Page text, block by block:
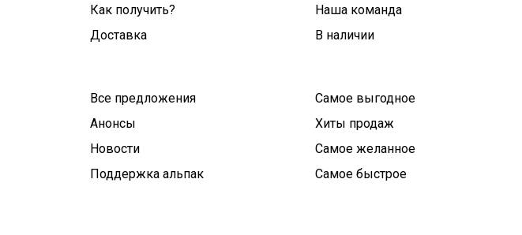
Как получить?
Доставка
Наша команда
В наличии
Все предложения
Анонсы
Новости
Поддержка альпак
Самое выгодное
Хиты продаж
Самое желанное
Самое быстрое